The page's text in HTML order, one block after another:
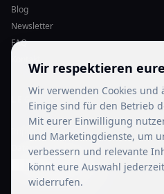
Blog
Newsletter
FAQ
LEGAL
Impressum
Datenschutz
Cookie-Einstellungen
Wir respektieren
Wir verwenden Cookies und
Einige sind für den Betrieb
Mit eurer Einwilligung
und Marketingdienste, um
verbessern und relevante
könnt eure Auswahl
widerrufen.